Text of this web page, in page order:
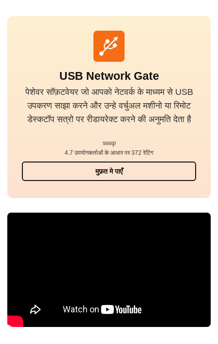
USB Network Gate
पेशेवर सॉफ़टवेयर जो आपको नेटवर्क के माध्यम से USB
उपकरण साझा करने और उन्हे वर्चुअल मशीनो या रिमोट
डेस्कटॉप सत्रो पर रीडायरेक्ट करने की अनुमति देता है
मुफ़त मे पाएँ
4.7 उपयोगकर्ताओं के आधार पर 372 रेटिंग